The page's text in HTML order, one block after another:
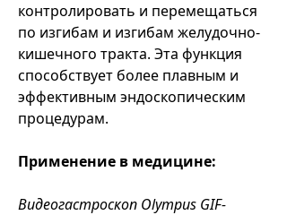
контролировать и перемещаться
по изгибам и изгибам желудочно-
кишечного тракта. Эта функция
способствует более плавным и
эффективным эндоскопическим
процедурам.
Применение в медицине:
Видеогастроскоп Olympus GIF-